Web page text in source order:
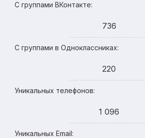
С группами ВКонтакте:
736
С группами в Одноклассниках:
220
Уникальных телефонов:
1 096
Уникальных Email: